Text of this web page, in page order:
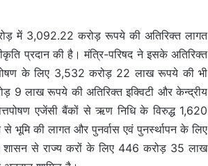
में 3,092.22 करोड़ रूपये की अतिरिक्त लागत
प्रदान की है। मंत्रि-परिषद ने इसके अतिरिक्त
पोषण के लिए 3,532 करोड़ 22 लाख रूपये की भी
9 लाख रूपये की अतिरिक्त इक्विटी और केन्द्रीय
एजेंसी बैंकों से ऋण निधि के विरुद्ध 1,620
की लागत और पुनर्वास एवं पुनर्स्थापन के लिए
से राज्य करों के लिए 446 करोड़ 35 लाख